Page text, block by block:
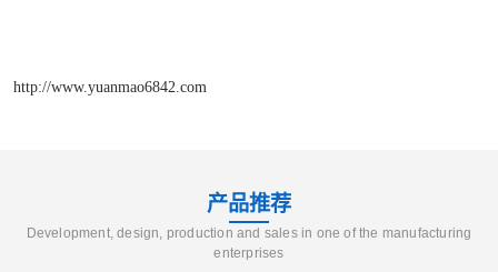
http://www.yuanmao6842.com
产品推荐
Development, design, production and sales in one of the manufacturing
enterprises